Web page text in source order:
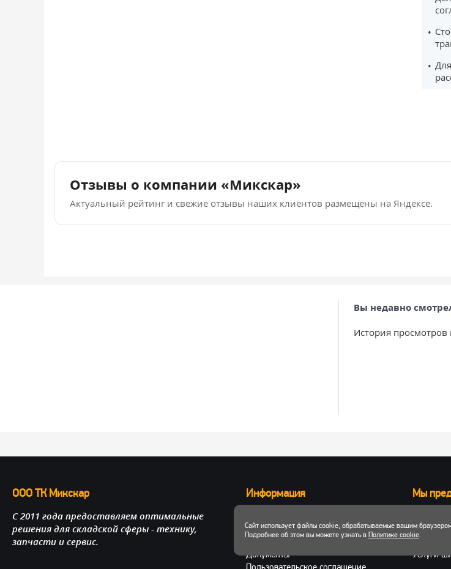
Отзывы о компании «Микскар»
Актуальный рейтинг и свежие отзывы наших клиентов размещены на Яндексе.
Вы недавно
История просмотров
ООО ТК Микскар
С 2011 года предоставляем оптимальные
решения для складской сферы - технику,
запчасти и сервис.
Информация
Доставка и оплата
Личный кабинет
Документы
Мы
Запчасти
Шины,
Услуги
Сайт использует файлы cookie, обрабатываемые вашим
Подробнее об этом вы можете узнать в Политике cookie.